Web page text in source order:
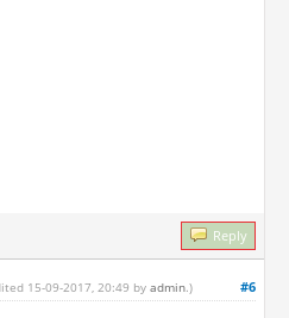
Reply
#6
15-09-2017, 20:49 byadmin .)